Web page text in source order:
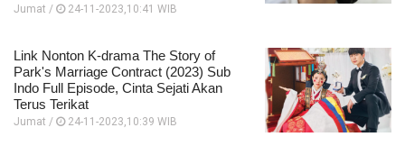
Jumat / 24-11-2023,10:41 WIB
Link Nonton K-drama The Story of
Park's Marriage Contract (2023) Sub
Indo Full Episode, Cinta Sejati Akan
Terus Terikat
Jumat / 24-11-2023,10:39 WIB